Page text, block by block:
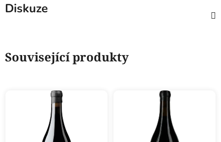
Diskuze
Související produkty